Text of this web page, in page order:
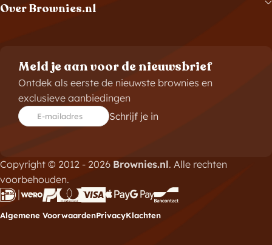
Over Brownies.nl
Meld je aan voor de nieuwsbrief
Ontdek als eerste de nieuwste brownies en
exclusieve aanbiedingen
E-mailadres Schrijf je in
Copyright © 2012 - 2026 Brownies.nl. Alle rechten
voorbehouden.
Algemene VoorwaardenPrivacyKlachten